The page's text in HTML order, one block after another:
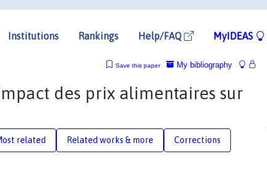
Institutions Rankings Help/FAQ MyIDEAS
My bibliography
Save this paper
des prix alimentaires sur
related Related works & more Corrections